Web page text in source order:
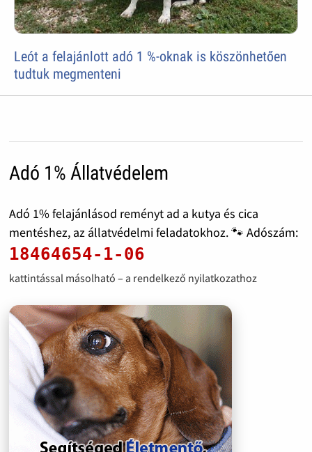
Leót a felajánlott adó 1 %-oknak is köszönhetően
tudtuk megmenteni
Adó 1% Állatvédelem
Adó 1% felajánlásod reményt ad a kutya és cica
mentéshez, az állatvédelmi feladatokhoz. 🐾 Adószám:
18464654-1-06
kattintással másolható – a rendelkező nyilatkozathoz